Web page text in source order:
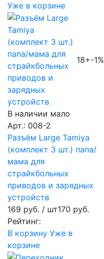
Уже в корзине
18+-1%
В наличии мало
Арт.: 008-2
Разъём Large Tamiya
(комплект 3 шт.) папа/
мама для
страйкбольных
приводов и зарядных
устройств
169 руб. / шт170 руб.
Рейтинг:
В корзину Уже в
корзине